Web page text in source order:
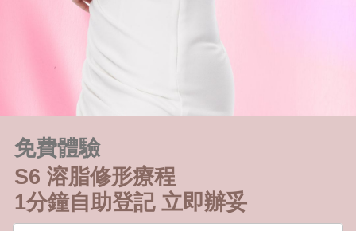
免費體驗
S6 溶脂修形療程
1分鐘自助登記 立即辦妥